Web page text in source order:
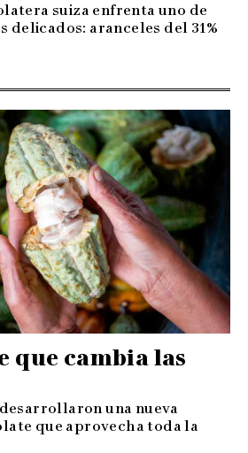
suiza enfrenta uno de
delicados: aranceles del 31%
que cambia las
una nueva
que aprovecha toda la